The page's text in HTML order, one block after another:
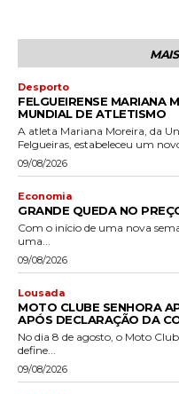
Desporto
FELGUEIRENSE MARIANA
MUNDIAL DE ATLETISMO
A atleta Mariana Moreira, da
Felgueiras, estabeleceu um
09/08/2026
Economia
GRANDE QUEDA NO
Com o início de uma nova
uma...
09/08/2026
Lousada
MOTO CLUBE SENHORA
APÓS DECLARAÇÃO DA
No dia 8 de agosto, o Moto
define...
09/08/2026